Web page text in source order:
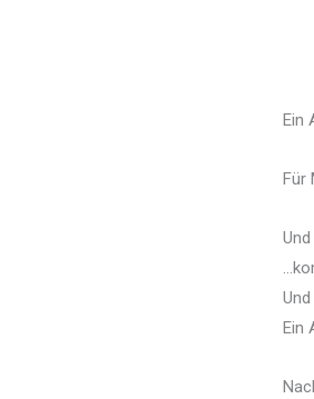
Ein
Für
Ein